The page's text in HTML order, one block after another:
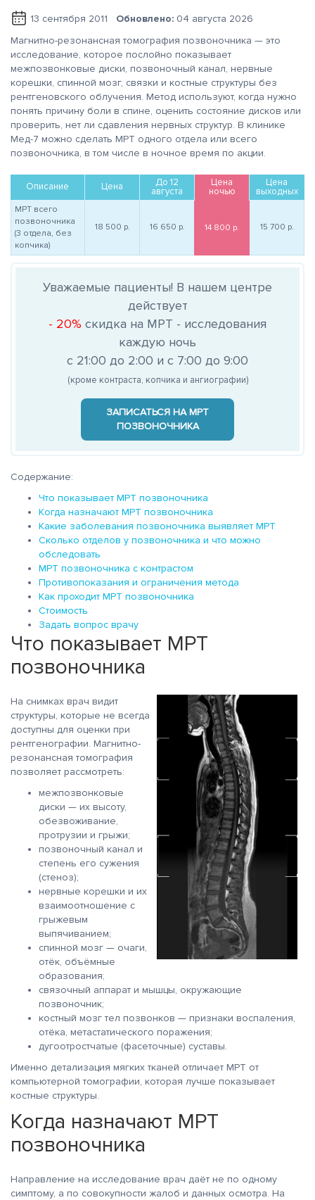
13 сентября 2011 Обновлено: 04 августа 2026
Магнитно-резонансная томография позвоночника — это
исследование, которое послойно показывает
межпозвонковые диски, позвоночный канал, нервные
корешки, спинной мозг, связки и костные структуры без
рентгеновского облучения. Метод используют, когда нужно
понять причину боли в спине, оценить состояние дисков или
проверить, нет ли сдавления нервных структур. В клинике
Мед-7 можно сделать МРТ одного отдела или всего
позвоночника, в том числе в ночное время по акции.
Описание Цена
До 12
августа
Цена
ночью
Цена
выходных
МРТ всего
позвоночника
(3 отдела, без
копчика)
18 500 р. 16 650 р. 14 800 р. 15 700 р.
Уважаемые пациенты! В нашем центре
действует
- 20% скидка на МРТ - исследования
каждую ночь
с 21:00 до 2:00 и с 7:00 до 9:00
(кроме контраста, копчика и ангиографии)
ЗАПИСАТЬСЯ НА MРТ
ПОЗВОНОЧНИКА
Содержание:
Что показывает МРТ позвоночника
Когда назначают МРТ позвоночника
Какие заболевания позвоночника выявляет МРТ
Сколько отделов у позвоночника и что можно
обследовать
МРТ позвоночника с контрастом
Противопоказания и ограничения метода
Как проходит МРТ позвоночника
Стоимость
Задать вопрос врачу
Что показывает МРТ
позвоночника
На снимках врач видит
структуры, которые не всегда
доступны для оценки при
рентгенографии. Магнитно-
резонансная томография
позволяет рассмотреть:
межпозвонковые
диски — их высоту,
обезвоживание,
протрузии и грыжи;
позвоночный канал и
степень его сужения
(стеноз);
нервные корешки и их
взаимоотношение с
грыжевым
выпячиванием;
спинной мозг — очаги,
отёк, объёмные
образования;
связочный аппарат и мышцы, окружающие
позвоночник;
костный мозг тел позвонков — признаки воспаления,
отёка, метастатического поражения;
дугоотростчатые (фасеточные) суставы.
Именно детализация мягких тканей отличает МРТ от
компьютерной томографии, которая лучше показывает
костные структуры.
Когда назначают МРТ
позвоночника
Направление на исследование врач даёт не по одному
симптому, а по совокупности жалоб и данных осмотра. На